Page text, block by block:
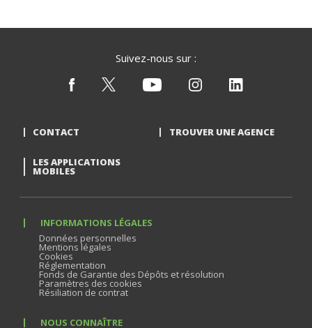
Suivez-nous sur :
CONTACT TROUVER UNE AGENCE
LES APPLICATIONS
MOBILES
INFORMATIONS LÉGALES
Données personnelles
Mentions légales
Cookies
Réglementation
Fonds de Garantie des Dépôts et résolution
Paramètres des cookies
Résiliation de contrat
NOUS CONNAÎTRE